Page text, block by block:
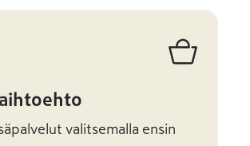
valitsemalla ensin